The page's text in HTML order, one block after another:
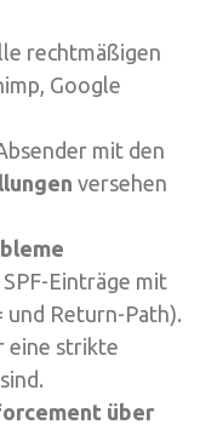
rechtmäßigen
Google
mit den
versehen
Einträge mit
und Return-Path).
eine strikte
über